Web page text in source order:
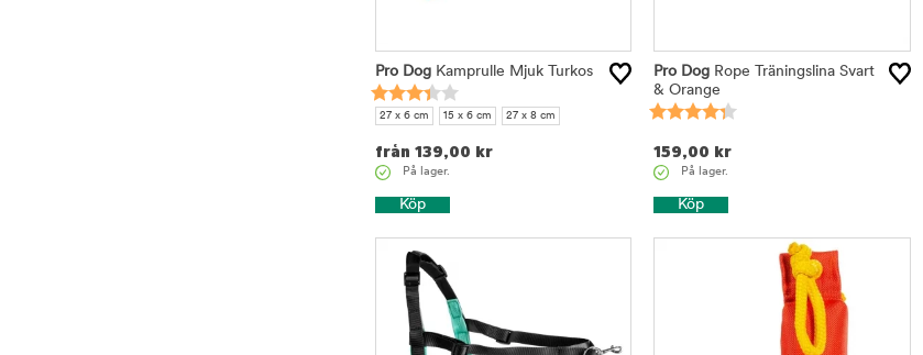
Pro Dog Kamprulle Mjuk Turkos
27 x 6 cm 15 x 6 cm 27 x 8 cm
från 139,00 kr
På lager.
Köp
Pro Dog Rope Träningslina Svart
& Orange
159,00 kr
På lager.
Köp